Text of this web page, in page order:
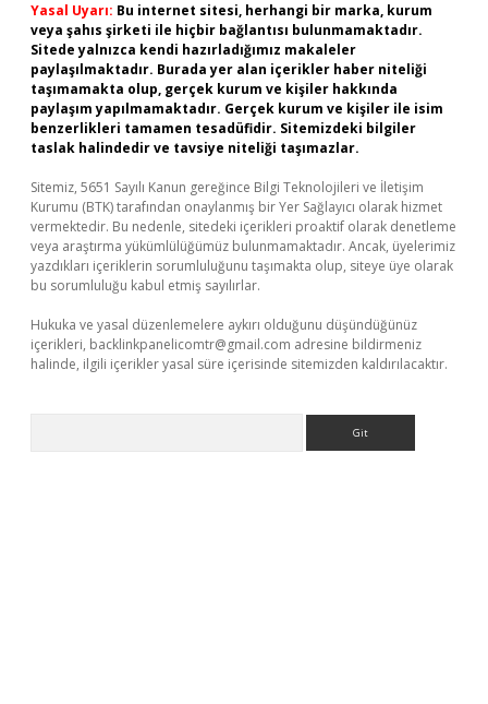
Yasal Uyarı: Bu internet sitesi, herhangi bir marka, kurum
veya şahıs şirketi ile hiçbir bağlantısı bulunmamaktadır.
Sitede yalnızca kendi hazırladığımız makaleler
paylaşılmaktadır. Burada yer alan içerikler haber niteliği
taşımamakta olup, gerçek kurum ve kişiler hakkında
paylaşım yapılmamaktadır. Gerçek kurum ve kişiler ile isim
benzerlikleri tamamen tesadüfidir. Sitemizdeki bilgiler
taslak halindedir ve tavsiye niteliği taşımazlar.
Sitemiz, 5651 Sayılı Kanun gereğince Bilgi Teknolojileri ve İletişim
Kurumu (BTK) tarafından onaylanmış bir Yer Sağlayıcı olarak hizmet
vermektedir. Bu nedenle, sitedeki içerikleri proaktif olarak denetleme
veya araştırma yükümlülüğümüz bulunmamaktadır. Ancak, üyelerimiz
yazdıkları içeriklerin sorumluluğunu taşımakta olup, siteye üye olarak
bu sorumluluğu kabul etmiş sayılırlar.
Hukuka ve yasal düzenlemelere aykırı olduğunu düşündüğünüz
içerikleri, backlinkpanelicomtr@gmail.com adresine bildirmeniz
halinde, ilgili içerikler yasal süre içerisinde sitemizden kaldırılacaktır.